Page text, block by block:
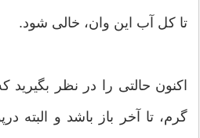
تا کل آب این وان، خالی شود.
اکنون حالتی را در نظر
گرم، تا آخر باز باشد و البته